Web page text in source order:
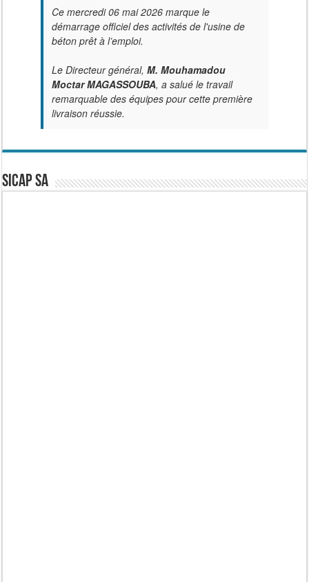
Ce mercredi 06 mai 2026 marque le
démarrage officiel des activités de l'usine de
béton prêt à l’emploi.
Le Directeur général, M. Mouhamadou
Moctar MAGASSOUBA, a salué le travail
remarquable des équipes pour cette première
livraison réussie.
SICAP SA